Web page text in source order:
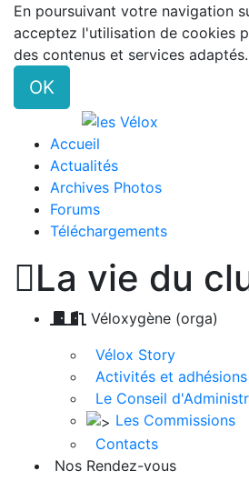
En poursuivant votre navigation
acceptez l'utilisation de cookies
des contenus et services adaptés.
OK
Accueil
Actualités
Archives Photos
Forums
Téléchargements
La vie du
Véloxygène (orga)
Vélox Story
Activités et adhésions
Le Conseil
Les Commissions
Contacts
Nos Rendez-vous